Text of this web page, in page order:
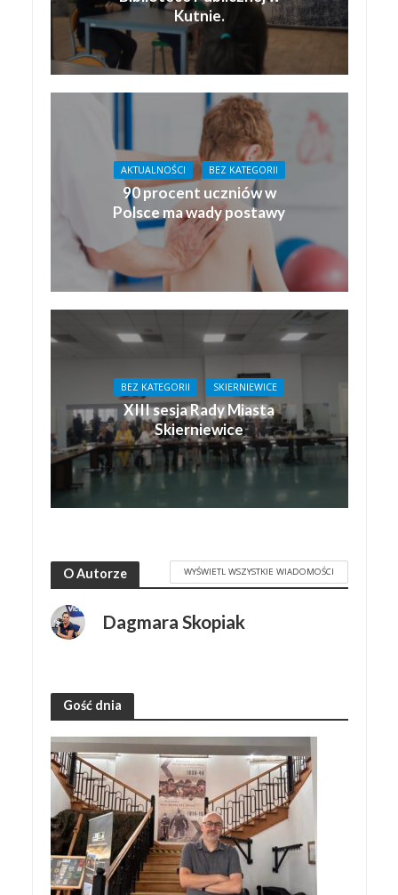
Kutnie.
AKTUALNOŚCI BEZ KATEGORII
90 procent uczniów w
Polsce ma wady postawy
BEZ KATEGORII SKIERNIEWICE
XIII sesja Rady Miasta
Skierniewice
O Autorze WYŚWIETL WSZYSTKIE WIADOMOŚCI
Dagmara Skopiak
Gość dnia